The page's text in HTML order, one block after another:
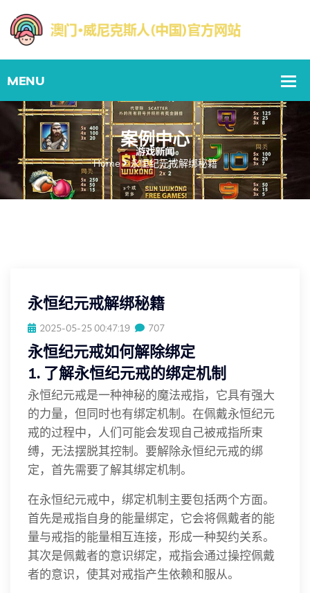
案例中心
Home 永恒纪元戒解绑秘籍
永恒纪元戒解绑秘籍
2025-05-25 00:47:19 707
永恒纪元戒如何解除绑定
1. 了解永恒纪元戒的绑定机制
永恒纪元戒是一种神秘的魔法戒指，它具有强大
的力量，但同时也有绑定机制。在佩戴永恒纪元
戒的过程中，人们可能会发现自己被戒指所束
缚，无法摆脱其控制。要解除永恒纪元戒的绑
定，首先需要了解其绑定机制。
在永恒纪元戒中，绑定机制主要包括两个方面。
首先是戒指自身的能量绑定，它会将佩戴者的能
量与戒指的能量相互连接，形成一种契约关系。
其次是佩戴者的意识绑定，戒指会通过操控佩戴
者的意识，使其对戒指产生依赖和服从。